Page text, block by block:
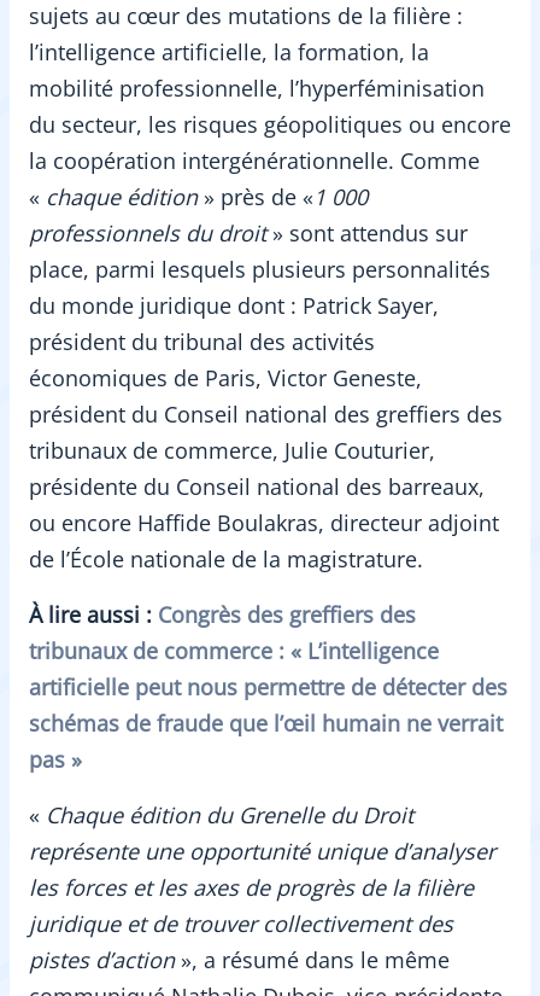
sujets au cœur des mutations de la filière :
l’intelligence artificielle, la formation, la
mobilité professionnelle, l’hyperféminisation
du secteur, les risques géopolitiques ou encore
la coopération intergénérationnelle. Comme
« chaque édition » près de « 1 000
professionnels du droit» sont attendus sur
place, parmi lesquels plusieurs personnalités
du monde juridique dont : Patrick Sayer,
président du tribunal des activités
économiques de Paris, Victor Geneste,
président du Conseil national des greffiers des
tribunaux de commerce, Julie Couturier,
présidente du Conseil national des barreaux,
ou encore Haffide Boulakras, directeur adjoint
de l’École nationale de la magistrature.
À lire aussi : Congrès des greffiers des
tribunaux de commerce : « L’intelligence
artificielle peut nous permettre de détecter des
schémas de fraude que l’œil humain ne verrait
pas »
« Chaque édition du Grenelle du Droit
représente une opportunité unique d’analyser
les forces et les axes de progrès de la filière
juridique et de trouver collectivement des
pistes d’action », a résumé dans le même